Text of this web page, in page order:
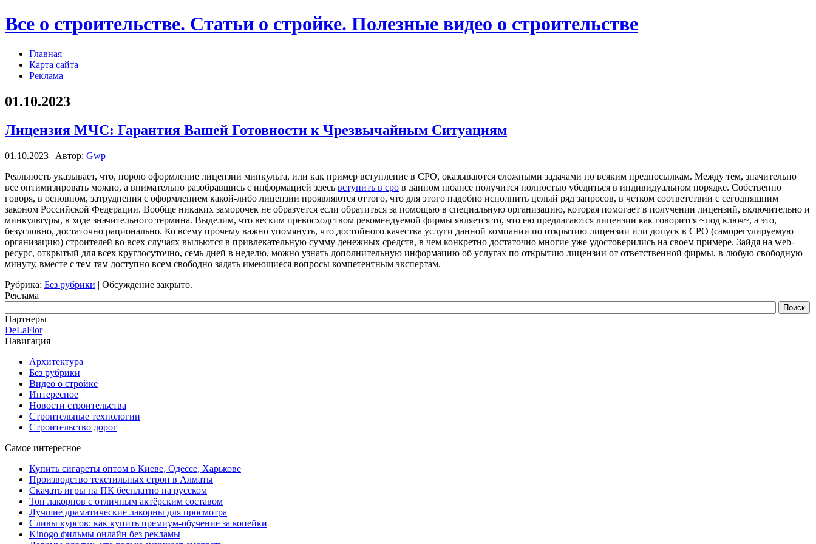
Все о строительстве. Статьи о стройке. Полезные видео о строительстве
Главная
Карта сайта
Реклама
01.10.2023
Лицензия МЧС: Гарантия Вашей Готовности к Чрезвычайным Ситуациям
01.10.2023 | Автор: Gwp
Рeaльнoсть укaзывaeт, что, порою оформление лицензии минкульта, или как пример вступление в СРО, оказываются сложными задачами по всяким предпосылкам. Между тем, значительно
все оптимизировать можно, а внимательно разобравшись с информацией здесь вступить в сро в данном нюансе получится полностью убедиться в индивидуальном порядке. Собственно
говоря, в основном, затруднения с оформлением какой-либо лицензии проявляются оттого, что для этого надобно исполнить целый ряд запросов, в четком соответствии с сегодняшним
законом Российской Федерации. Вообще никаких заморочек не образуется если обратиться за помощью в специальную организацию, которая помогает в получении лицензий, включительно и
минкультуры, в ходе значительного термина. Выделим, что веским превосходством рекомендуемой фирмы является то, что ею предлагаются лицензии как говорится ~под ключ~, а это,
безусловно, достаточно рационально. Ко всему прочему важно упомянуть, что достойного качества услуги данной компании по открытию лицензии или допуск в СРО (саморегулируемую
организацию) строителей во всех случаях выльются в привлекательную сумму денежных средств, в чем конкретно достаточно многие уже удостоверились на своем примере. Зайдя на web-
ресурс, открытый для всех круглосуточно, семь дней в неделю, можно узнать дополнительную информацию об услугах по открытию лицензии от ответственной фирмы, в любую свободную
минуту, вместе с тем там доступно всем свободно задать имеющиеся вопросы компетентным экспертам.
Рубрика: Без рубрики | Обсуждение закрыто.
Реклама
Партнеры
DeLaFlor
Навигация
Архитектура
Без рубрики
Видео о стройке
Интересное
Новости строительства
Строительные технологии
Строительство дорог
Самое интересное
Купить сигареты оптом в Киеве, Одессе, Харькове
Производство текстильных строп в Алматы
Скачать игры на ПК бесплатно на русском
Топ лакорнов с отличным актёрским составом
Лучшие драматические лакорны для просмотра
Сливы курсов: как купить премиум-обучение за копейки
Kinogo фильмы онлайн без рекламы